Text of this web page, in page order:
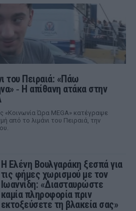
του Πειραιά: «Πάω
‑ Η απίθανη ατάκα στην
«Κοινωνία Ώρα MEGA» κατέγραψε
από το λιμάνι του Πειραιά, την
Η Ελένη Βουλγαράκη ξεσπά για
τις φήμες χωρισμού με τον
Ιωαννίδη: «Διασταυρώστε
καμία πληροφορία πριν
εκτοξεύσετε τη βλακεία σας»